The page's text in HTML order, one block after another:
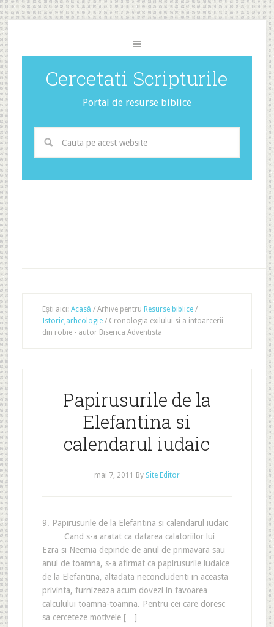
Cercetati Scripturile
Portal de resurse biblice
Ești aici: Acasă /Arhive pentru Resurse biblice /
Istorie,arheologie /Cronologia exilului si a intoarcerii
din robie - autor Biserica Adventista
Papirusurile de la
Elefantina si
calendarul iudaic
mai 7, 2011 By Site Editor
9. Papirusurile de la Elefantina si calendarul iudaic
Cand s-a aratat ca datarea calatoriilor lui
Ezra si Neemia depinde de anul de primavara sau
anul de toamna, s-a afirmat ca papirusurile iudaice
de la Elefantina, altadata neconcludenti in aceasta
privinta, furnizeaza acum dovezi in favoarea
calculului toamna-toamna. Pentru cei care doresc
sa cerceteze motivele […]